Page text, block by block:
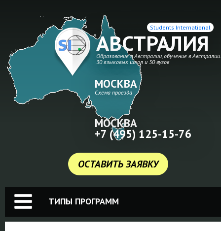
АВСТРАЛИЯ
Образование в Австралии, обучение в Австралии.
30 языковых школ и 50 вузов
Students International
ОСТАВИТЬ ЗАЯВКУ
МОСКВА
Схема проезда
МОСКВА
+7 (495) 125-15-76
ТИПЫ ПРОГРАММ